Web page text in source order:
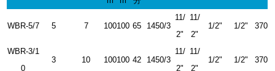
WBR-5/7 5 7 100100 65 1450/3
11/
2"
11/
2"
1/2" 1/2" 370
WBR-3/1
0
3 10 100100 42 1450/3
11/
2"
11/
2"
1/2" 1/2" 370